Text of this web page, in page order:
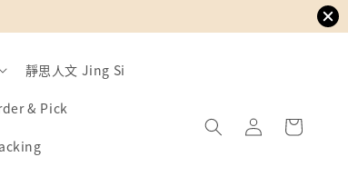
靜思人文 Jing Si
& Pick